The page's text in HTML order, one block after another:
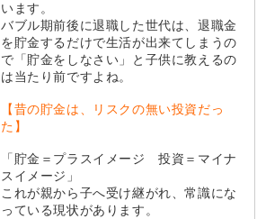
います。
バブル期前後に退職した世代は、退職金
を貯金するだけで生活が出来てしまうの
で「貯金をしなさい」と子供に教えるの
は当たり前ですよね。
【昔の貯金は、リスクの無い投資だっ
た】
「貯金＝プラスイメージ 投資＝マイナ
スイメージ」
これが親から子へ受け継がれ、常識にな
っている現状があります。